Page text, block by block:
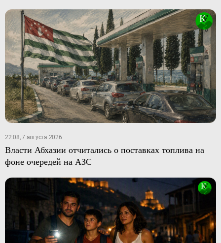
22:08, 7 августа 2026
Власти Абхазии отчитались о поставках топлива на
фоне очередей на АЗС